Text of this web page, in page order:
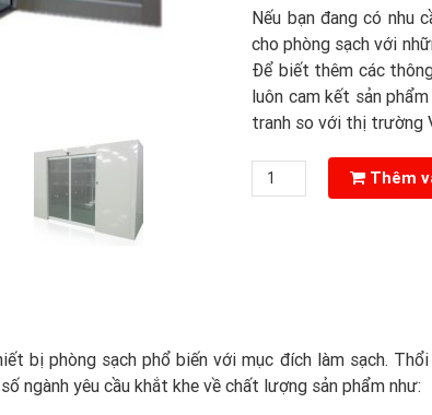
Nếu bạn đang có nhu
cho phòng sạch với
Để biết thêm các
luôn cam kết sản
tranh so với thị trường
Buồng
Thổi
Air
Shower
FAS0101AW
Thêm
bị phòng sạch phổ biến với mục đích làm sạch.
ngành yêu cầu khắt khe về chất lượng sản phẩm như: